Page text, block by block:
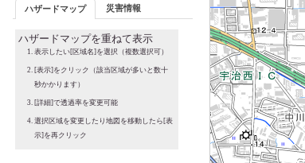
ハザードマップ 災害情報
ハザードマップを重ねて表示
表示したい[区域名]を選択（複数選択可）
[表示]をクリック（該当区域が多いと数十
秒かかります）
[詳細]で透過率を変更可能
選択区域を変更したり地図を移動したら[表
示]を再クリック